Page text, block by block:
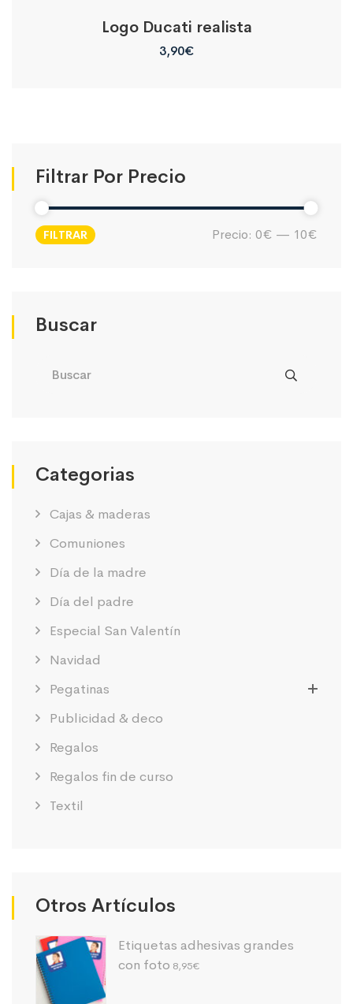
Filtrar Por Precio
Precio
Precio
FILTRAR Precio: 0€ — 10€
Buscar
Categorias
Cajas & maderas
Comuniones
Día de la madre
Día del padre
Especial San Valentín
Navidad
Pegatinas
Publicidad & deco
Regalos
Regalos fin de curso
Textil
Otros Artículos
Etiquetas adhesivas grandes
con foto 8,95€
Logo Ducati realista
3,90€